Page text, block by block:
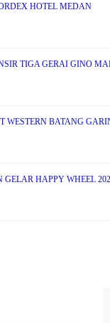
HOTEL MEDAN
TIGA GERAI GINO
WESTERN BATANG
GELAR HAPPY WHEEL